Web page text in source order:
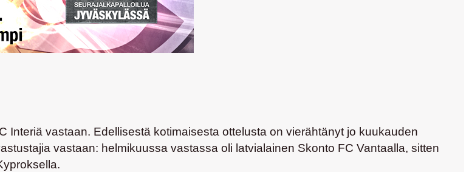
vastaan. Edellisestä kotimaisesta ottelusta on vierähtänyt jo kuukauden
vastaan: helmikuussa vastassa oli latvialainen Skonto FC Vantaalla, sitten